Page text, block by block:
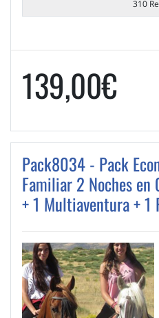
310
139,00€
Pack8034 - Pack
Familiar 2 Noches en
+ 1 Multiaventura + 1